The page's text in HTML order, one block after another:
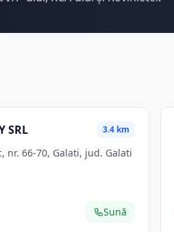
SRL 3.4 km
nr. 66-70, Galati, jud. Galati
Sună